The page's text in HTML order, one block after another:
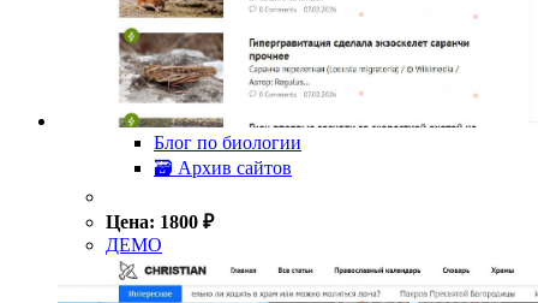
Блог по биологии
🗃 Архив сайтов
Цена: 1800 ₽
ДЕМО